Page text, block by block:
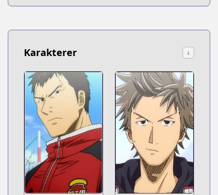
Karakterer ↓